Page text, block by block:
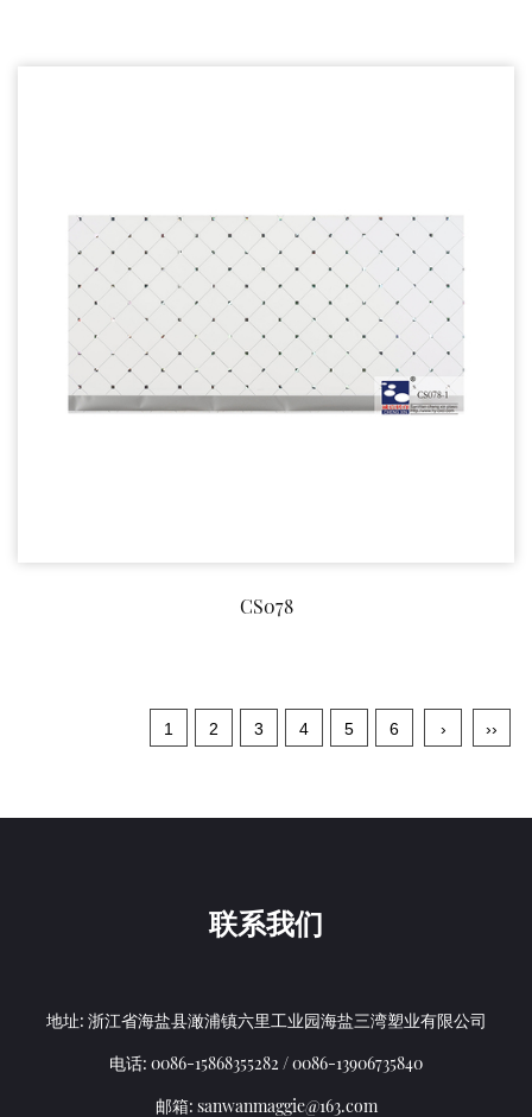
CS078
1 2 3 4 5 6 › ››
联系我们
地址: 浙江省海盐县澉浦镇六里工业园海盐三湾塑业有限公司
电话: 0086-15868355282 / 0086-13906735840
邮箱: sanwanmaggie@163.com